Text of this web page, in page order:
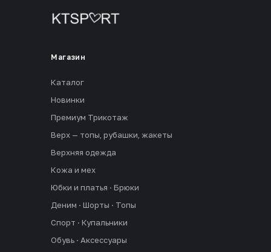
Магазин
Каталог
Новинки
Премиум Трикотаж
Верх — топы, рубашки, жакеты
Верхняя одежда
Кожа и мех
Юбки и платья · Брюки
Деним · Шорты · Топы
Спорт · Купальники
Обувь · Аксессуары